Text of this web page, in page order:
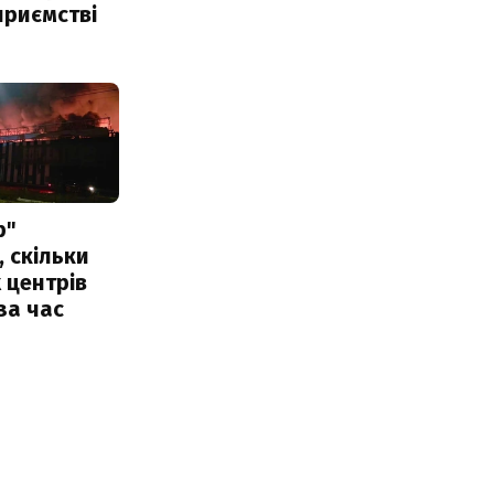
скільки
час